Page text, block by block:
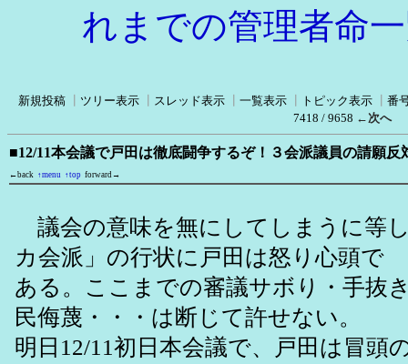
れまでの管理者命
新規投稿 ツリー表示 スレッド表示 一覧表示 トピック表示
番
7418 / 9658 ←次へ
■12/11本会議で戸田は徹底闘争するぞ！３会派議員の請願反
←back ↑menu ↑top forward→
議会の意味を無にしてしまうに等
カ会派」の行状に戸田は怒り心頭で
ある。ここまでの審議サボり・手抜
民侮蔑・・・は断じて許せない。
明日12/11初日本会議で、戸田は冒頭